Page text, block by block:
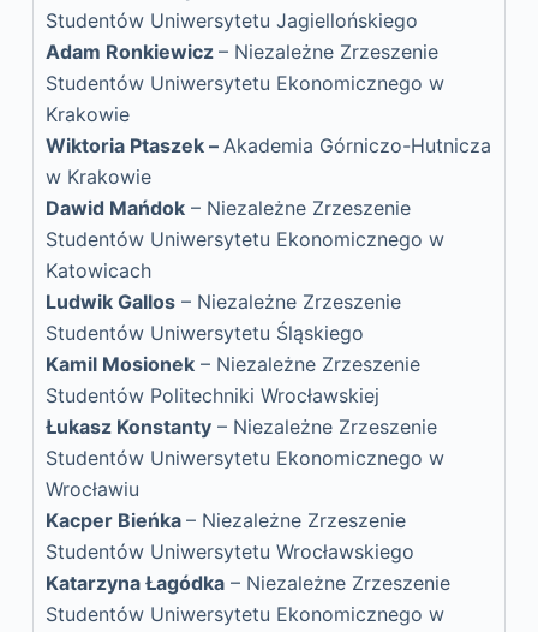
Studentów Uniwersytetu Jagiellońskiego
Adam Ronkiewicz – Niezależne Zrzeszenie
Studentów Uniwersytetu Ekonomicznego w
Krakowie
Wiktoria Ptaszek – Akademia Górniczo-Hutnicza
w Krakowie
Dawid Mańdok– Niezależne Zrzeszenie
Studentów Uniwersytetu Ekonomicznego w
Katowicach
Ludwik Gallos– Niezależne Zrzeszenie
Studentów Uniwersytetu Śląskiego
Kamil Mosionek– Niezależne Zrzeszenie
Studentów Politechniki Wrocławskiej
Łukasz Konstanty– Niezależne Zrzeszenie
Studentów Uniwersytetu Ekonomicznego w
Wrocławiu
Kacper Bieńka – Niezależne Zrzeszenie
Studentów Uniwersytetu Wrocławskiego
Katarzyna Łagódka– Niezależne Zrzeszenie
Studentów Uniwersytetu Ekonomicznego w